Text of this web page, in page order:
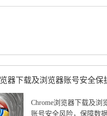
器下载及浏览器账号安全保
Chrome浏览器下载及浏
账号安全风险，保障数据